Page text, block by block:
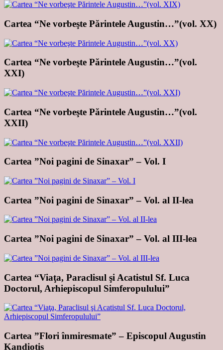
Cartea “Ne vorbeşte Părintele Augustin…”(vol. XX)
Cartea “Ne vorbeşte Părintele Augustin…”(vol.
XXI)
Cartea “Ne vorbeşte Părintele Augustin…”(vol.
XXII)
Cartea ”Noi pagini de Sinaxar” – Vol. I
Cartea ”Noi pagini de Sinaxar” – Vol. al II-lea
Cartea ”Noi pagini de Sinaxar” – Vol. al III-lea
Cartea “Viaţa, Paraclisul şi Acatistul Sf. Luca
Doctorul, Arhiepiscopul Simferopulului”
Cartea ”Flori înmiresmate” – Episcopul Augustin
Kandiotis